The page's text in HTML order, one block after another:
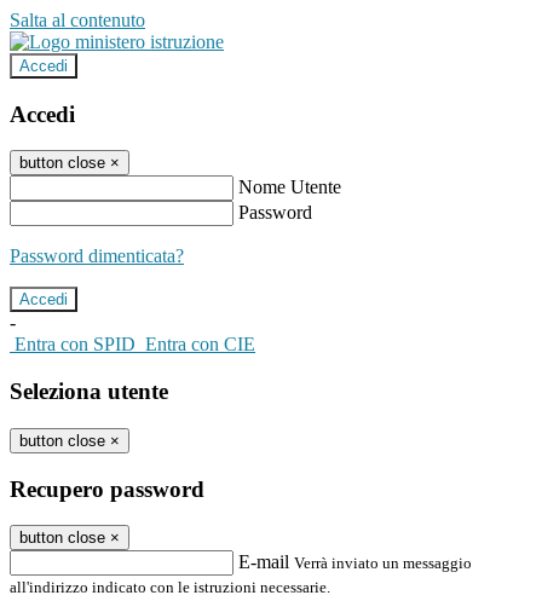
Salta al contenuto
Accedi
Accedi
button close ×
Nome Utente
Password
Password dimenticata?
-
Entra con SPID Entra con CIE
Seleziona utente
button close ×
Recupero password
button close ×
E-mail Verrà inviato un messaggio
all'indirizzo indicato con le istruzioni necessarie.